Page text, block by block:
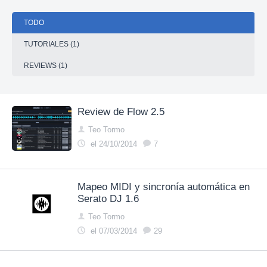
TODO
TUTORIALES (1)
REVIEWS (1)
Review de Flow 2.5
Teo Tormo
el 24/10/2014
7
Mapeo MIDI y sincronía automática en
Serato DJ 1.6
Teo Tormo
el 07/03/2014
29